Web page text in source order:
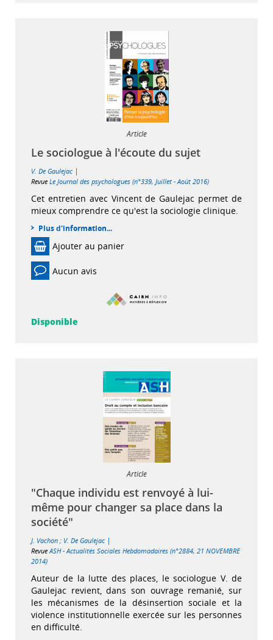
Article
Le sociologue à l'écoute du sujet
V. De Gaulejac |
Revue Le Journal des psychologues (n°339, Juillet - Août 2016)
Cet entretien avec Vincent de Gaulejac permet de
mieux comprendre ce qu'est la sociologie clinique.
Plus d'information...
Ajouter au panier
Aucun avis
Disponible
Article
"Chaque individu est renvoyé à lui-
même pour changer sa place dans la
société"
J. Vachon ; V. De Gaulejac |
RevueASH - Actualités Sociales Hebdomadaires (n°2884, 21 NOVEMBRE
2014)
Auteur de la lutte des places, le sociologue V. de
Gaulejac revient, dans son ouvrage remanié, sur
les mécanismes de la désinsertion sociale et la
violence institutionnelle exercée sur les personnes
en difficulté.